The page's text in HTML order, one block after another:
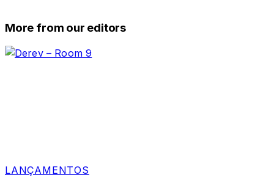
More from our editors
LANÇAMENTOS